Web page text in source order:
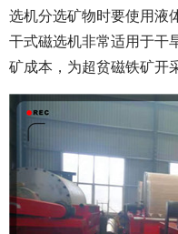
选机分选矿物时要使用液
干式磁选机非常适用于干
矿成本，为超贫磁铁矿开